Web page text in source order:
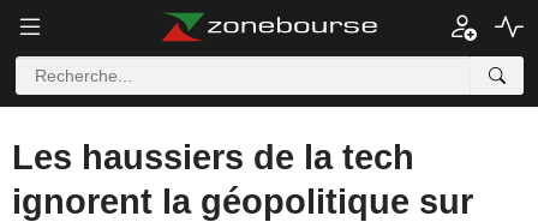
Les haussiers de la tech
ignorent la géopolitique sur